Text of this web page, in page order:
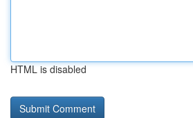
HTML is disabled